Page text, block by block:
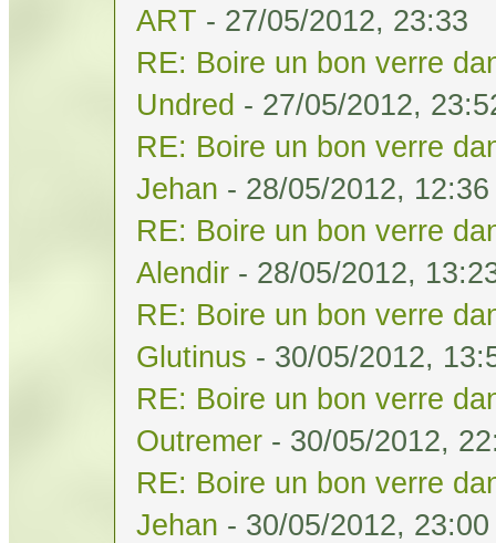
ART - 27/05/2012, 23:33
RE: Boire un bon verre
Undred - 27/05/2012,
RE: Boire un bon verre
Jehan - 28/05/2012, 12:36
RE: Boire un bon verre
Alendir - 28/05/2012,
RE: Boire un bon verre
Glutinus - 30/05/2012,
RE: Boire un bon verre
Outremer - 30/05/2012,
RE: Boire un bon verre
Jehan - 30/05/2012, 23:00